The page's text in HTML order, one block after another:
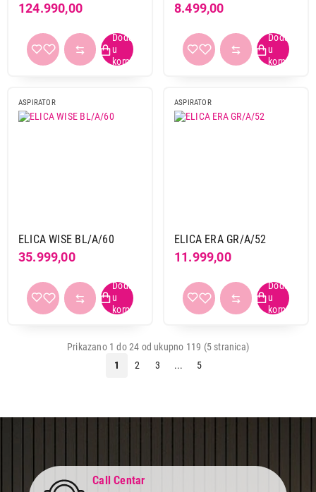
124.990,00 8.499,00
ASPIRATOR
ELICA WISE BL/A/60
35.999,00
ASPIRATOR
ELICA ERA GR/A/52
11.999,00
Prikazano 1 do 24 od ukupno 119 (5 stranica)
1
2 3 ... 5
Call Centar